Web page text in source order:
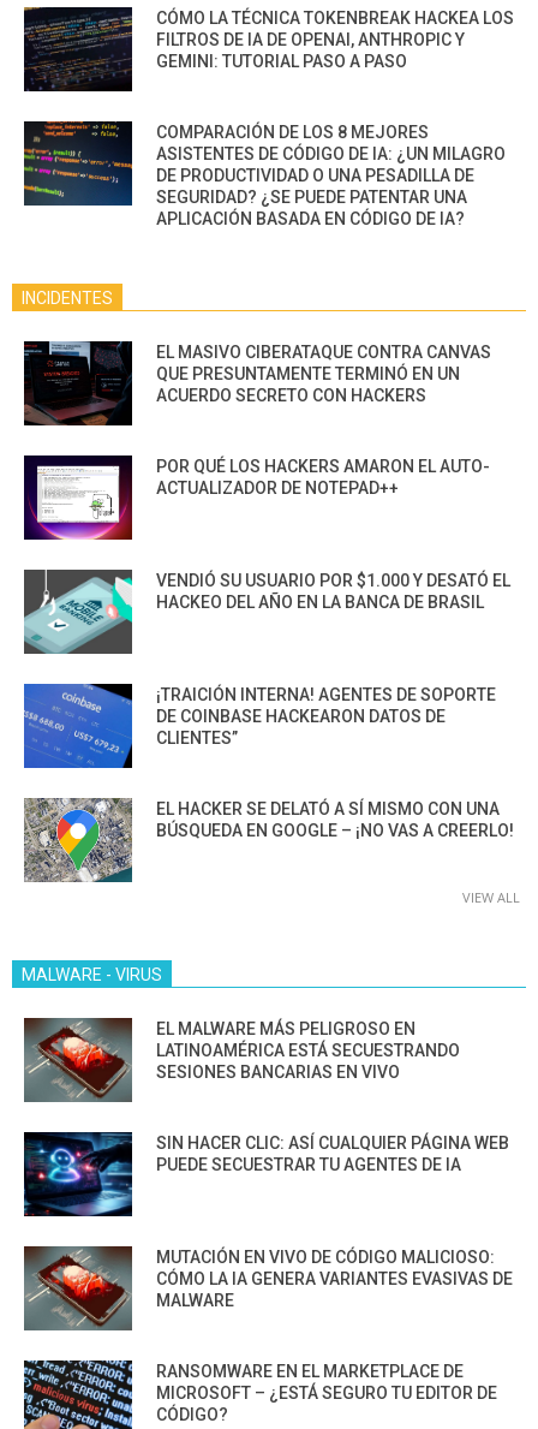
CÓMO LA TÉCNICA TOKENBREAK HACKEA LOS
FILTROS DE IA DE OPENAI, ANTHROPIC Y
GEMINI: TUTORIAL PASO A PASO
COMPARACIÓN DE LOS 8 MEJORES
ASISTENTES DE CÓDIGO DE IA: ¿UN MILAGRO
DE PRODUCTIVIDAD O UNA PESADILLA DE
SEGURIDAD? ¿SE PUEDE PATENTAR UNA
APLICACIÓN BASADA EN CÓDIGO DE IA?
INCIDENTES
EL MASIVO CIBERATAQUE CONTRA CANVAS
QUE PRESUNTAMENTE TERMINÓ EN UN
ACUERDO SECRETO CON HACKERS
POR QUÉ LOS HACKERS AMARON EL AUTO-
ACTUALIZADOR DE NOTEPAD++
VENDIÓ SU USUARIO POR $1.000 Y DESATÓ EL
HACKEO DEL AÑO EN LA BANCA DE BRASIL
¡TRAICIÓN INTERNA! AGENTES DE SOPORTE
DE COINBASE HACKEARON DATOS DE
CLIENTES”
EL HACKER SE DELATÓ A SÍ MISMO CON UNA
BÚSQUEDA EN GOOGLE – ¡NO VAS A CREERLO!
VIEW ALL
MALWARE - VIRUS
EL MALWARE MÁS PELIGROSO EN
LATINOAMÉRICA ESTÁ SECUESTRANDO
SESIONES BANCARIAS EN VIVO
SIN HACER CLIC: ASÍ CUALQUIER PÁGINA WEB
PUEDE SECUESTRAR TU AGENTES DE IA
MUTACIÓN EN VIVO DE CÓDIGO MALICIOSO:
CÓMO LA IA GENERA VARIANTES EVASIVAS DE
MALWARE
RANSOMWARE EN EL MARKETPLACE DE
MICROSOFT – ¿ESTÁ SEGURO TU EDITOR DE
CÓDIGO?